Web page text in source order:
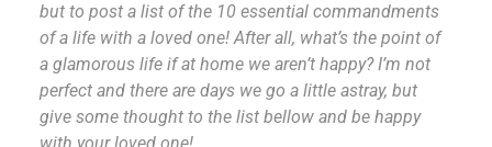
but to post a list of the 10 essential commandments
of a life with a loved one! After all, what’s the point of
a glamorous life if at home we aren’t happy? I’m not
perfect and there are days we go a little astray, but
give some thought to the list bellow and be happy